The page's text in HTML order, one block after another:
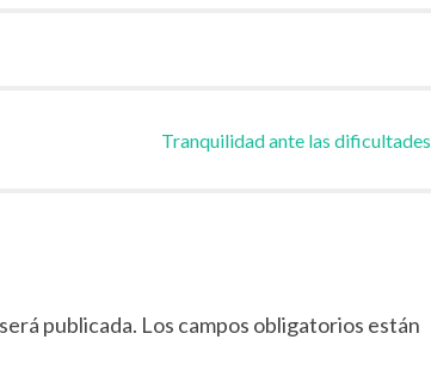
Tranquilidad ante las dificultades
publicada. Los campos obligatorios están